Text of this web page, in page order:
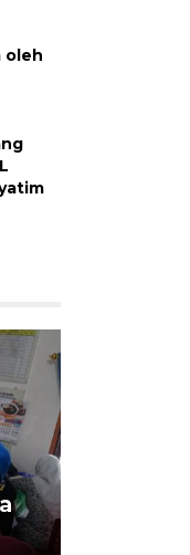
oleh